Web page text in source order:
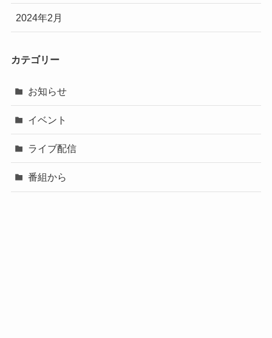
2024年2月
カテゴリー
お知らせ
イベント
ライブ配信
番組から